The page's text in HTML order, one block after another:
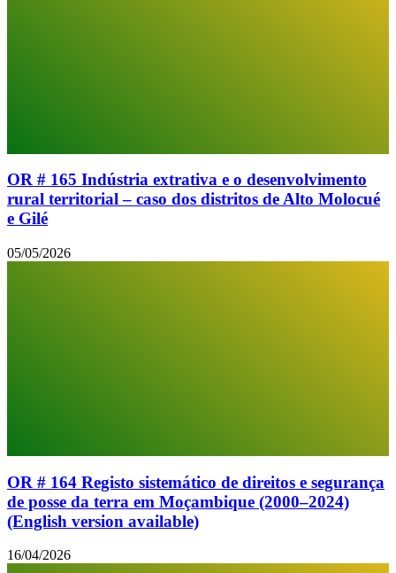
OR # 165 Indústria extrativa e o desenvolvimento
rural territorial – caso dos distritos de Alto Molocué
e Gilé
05/05/2026
OR # 164 Registo sistemático de direitos e segurança
de posse da terra em Moçambique (2000–2024)
(English version available)
16/04/2026